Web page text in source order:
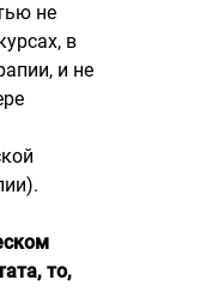
не
в
и не
то,